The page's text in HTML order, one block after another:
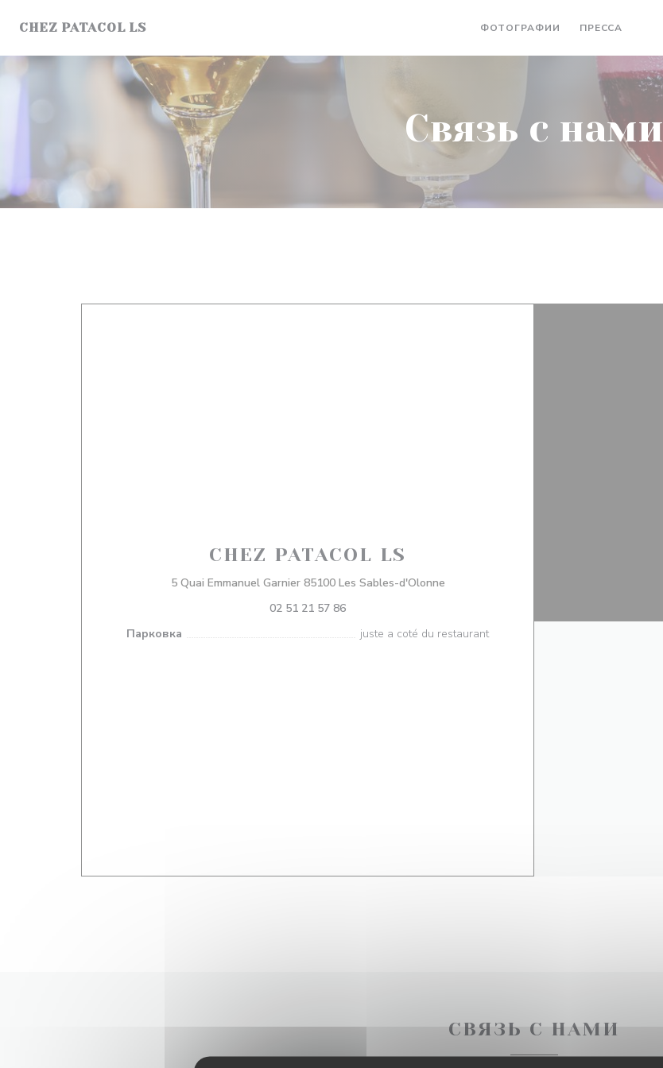
CHEZ PATACOL LS ФОТОГРАФИИ ПРЕССА
Связь с нами
CHEZ PATACOL LS
5 Quai Emmanuel Garnier 85100 Les Sables-d'Olonne((открывается в новом окне))
02 51 21 57 86
Парковка
juste a coté du restaurant
СВЯЗЬ С НАМИ